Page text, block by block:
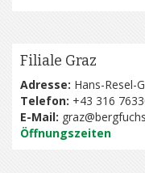
Filiale Graz
Adresse: Hans-Resel-
Telefon: +43 316
E-Mail:
Öffnungszeiten